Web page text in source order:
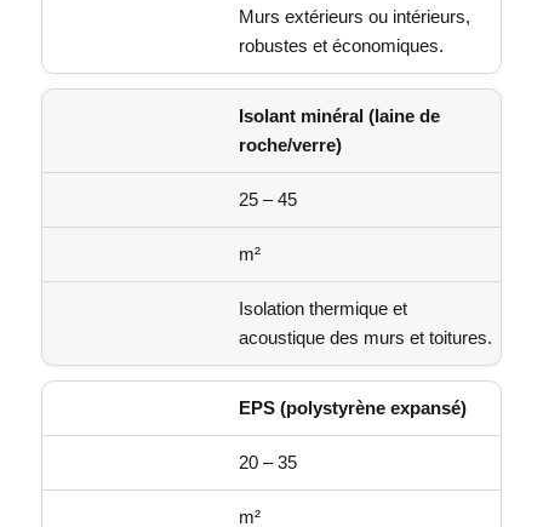
Murs extérieurs ou intérieurs,
robustes et économiques.
Isolant minéral (laine de
roche/verre)
25 – 45
m²
Isolation thermique et
acoustique des murs et toitures.
EPS (polystyrène expansé)
20 – 35
m²